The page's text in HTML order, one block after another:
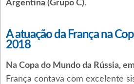
Argentina (Grupo C).
A atuação da França na
2018
Na Copa do Mundo da Rússia,
França contava com excelente